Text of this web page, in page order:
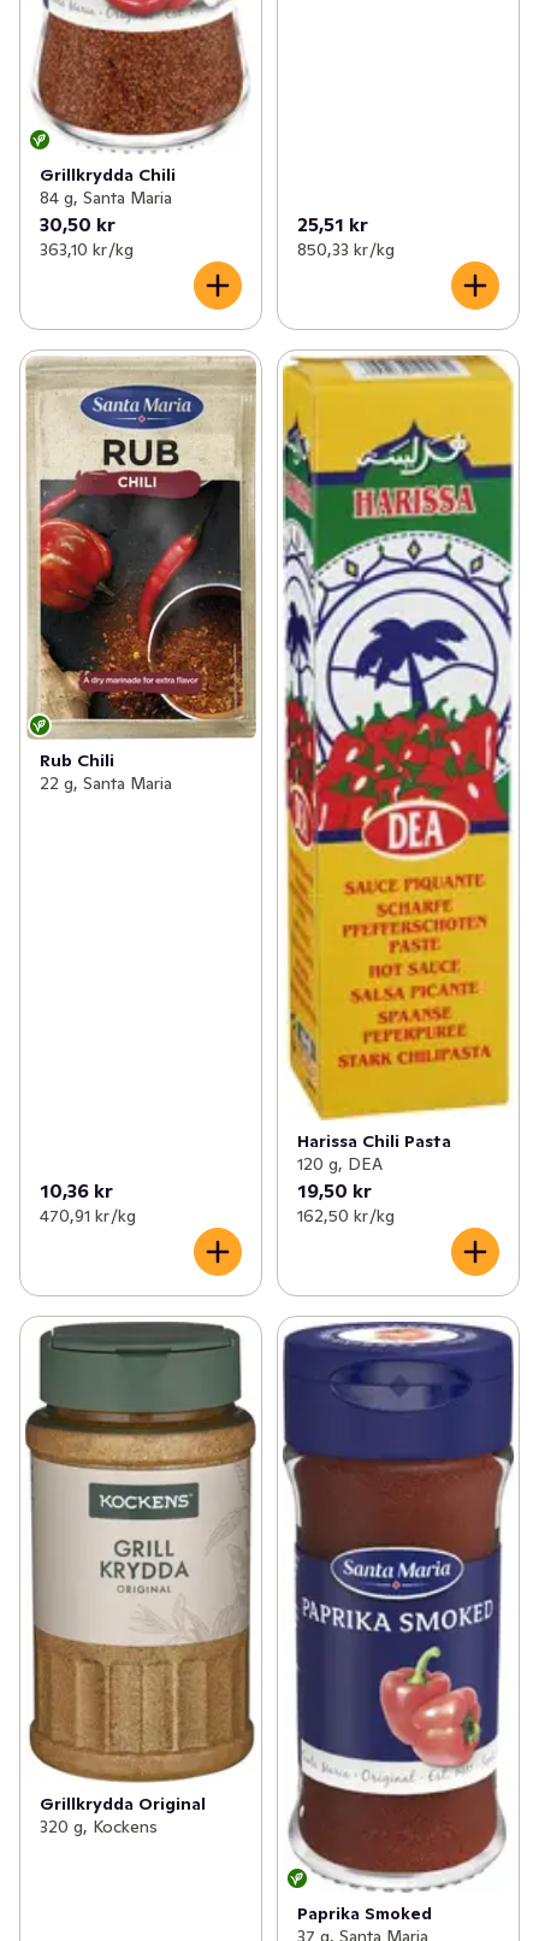
Grillkrydda Chili
84 g, Santa Maria
30,50 kr
363,10 kr /kg
25,51 kr
850,33 kr /kg
Rub Chili
22 g, Santa Maria
10,36 kr
470,91 kr /kg
Harissa Chili Pasta
120 g, DEA
19,50 kr
162,50 kr /kg
Grillkrydda Original
320 g, Kockens
Paprika Smoked
37 g, Santa Maria